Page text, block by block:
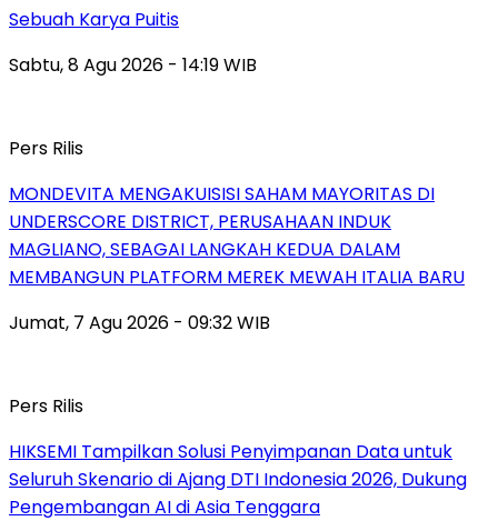
Sebuah Karya Puitis
Sabtu, 8 Agu 2026 - 14:19 WIB
Pers Rilis
MONDEVITA MENGAKUISISI SAHAM MAYORITAS DI
UNDERSCORE DISTRICT, PERUSAHAAN INDUK
MAGLIANO, SEBAGAI LANGKAH KEDUA DALAM
MEMBANGUN PLATFORM MEREK MEWAH ITALIA BARU
Jumat, 7 Agu 2026 - 09:32 WIB
Pers Rilis
HIKSEMI Tampilkan Solusi Penyimpanan Data untuk
Seluruh Skenario di Ajang DTI Indonesia 2026, Dukung
Pengembangan AI di Asia Tenggara